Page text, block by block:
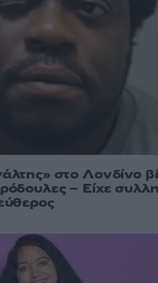
στο Λονδίνο
– Είχε